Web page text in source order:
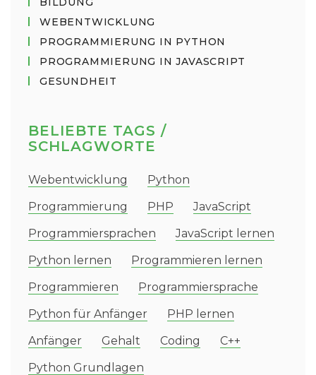
WEBENTWICKLUNG
PROGRAMMIERUNG IN PYTHON
PROGRAMMIERUNG IN JAVASCRIPT
GESUNDHEIT
BELIEBTE TAGS /
SCHLAGWORTE
Webentwicklung
Python
Programmierung
PHP
JavaScript
Programmiersprachen
JavaScript lernen
Python lernen
Programmieren lernen
Programmieren
Programmiersprache
Python für Anfänger
PHP lernen
Anfänger
Gehalt Coding
C++
Python Grundlagen